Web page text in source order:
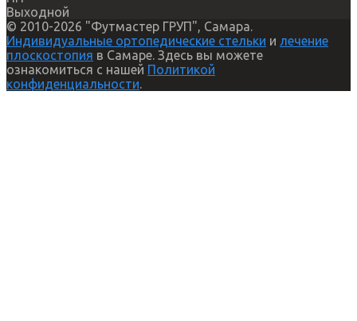
Выходной
© 2010-2026 "Футмастер ГРУП", Самара.
Индивидуальные ортопедические стельки и лечение
плоскостопия в Самаре. Здесь вы можете
ознакомиться с нашей Политикой
конфиденциальности.